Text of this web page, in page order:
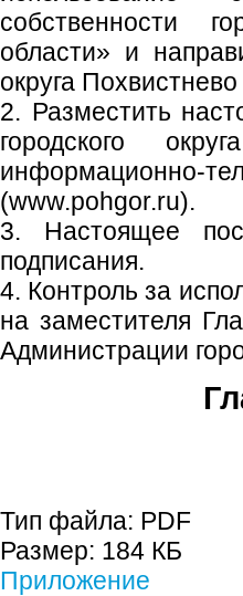
собственности
области» и
округа
2. Разместить
городского
(www.pohgor.ru).
3. Настоящее
подписания.
4. Контроль за
на заместителя
Администрации
Тип файла: PDF
Размер: 184 КБ
Приложение